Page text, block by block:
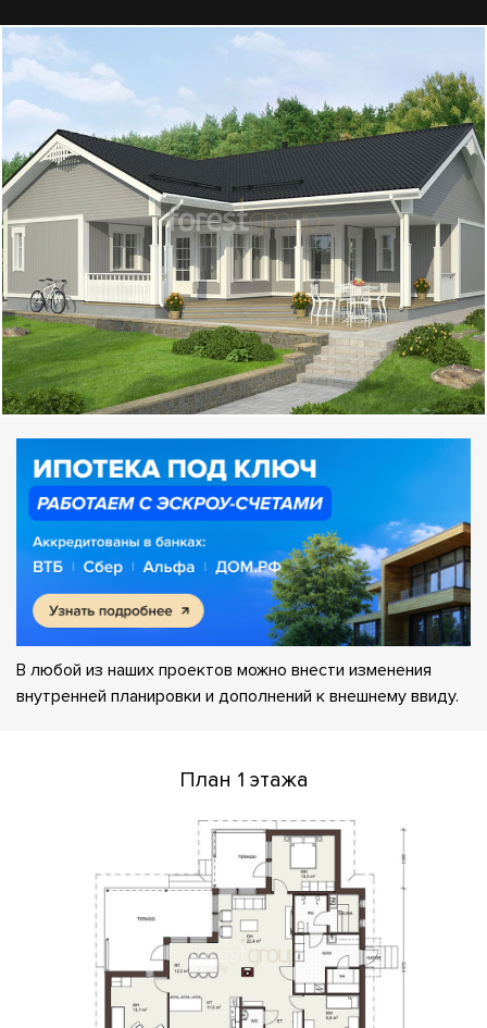
В любой из наших проектов можно внести изменения
внутренней планировки и дополнений к внешнему ввиду.
План 1 этажа